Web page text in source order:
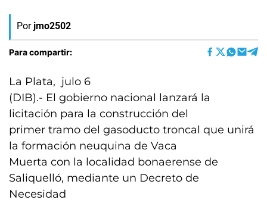
Por jmo2502
Para compartir:
La Plata, julo 6
(DIB).- El gobierno nacional lanzará la
licitación para la construcción del
primer tramo del gasoducto troncal que unirá
la formación neuquina de Vaca
Muerta con la localidad bonaerense de
Saliquelló, mediante un Decreto de
Necesidad